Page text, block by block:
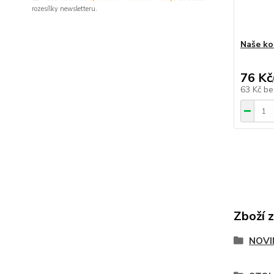
rozesílky newsletteru.
Naše
76 Kč/
63 Kč
Zboží